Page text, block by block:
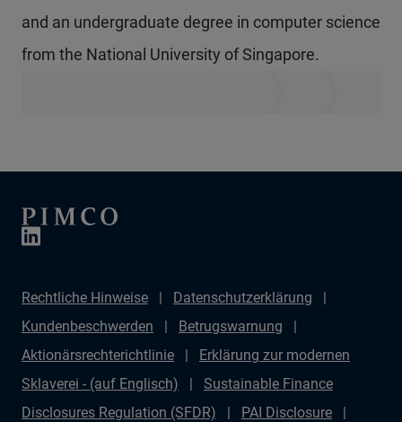
and an undergraduate degree in computer science
from the National University of Singapore.
Rechtliche Hinweise
Datenschutzerklärung
Kundenbeschwerden
Betrugswarnung
Aktionärsrechterichtlinie
Erklärung zur modernen
Sklaverei - (auf Englisch)
Sustainable Finance
Disclosures Regulation (SFDR)
PAI Disclosure